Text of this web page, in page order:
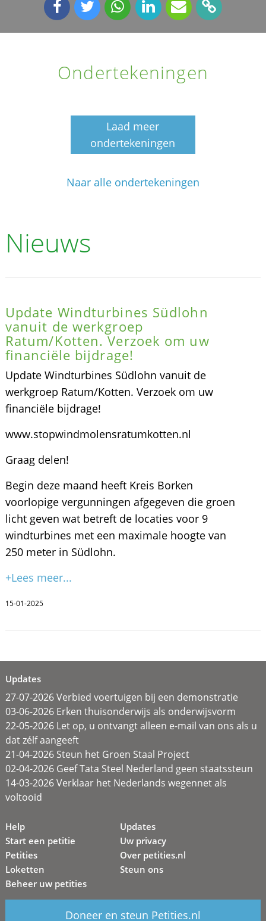
Ondertekeningen
Laad meer
ondertekeningen
Naar alle ondertekeningen
Nieuws
Update Windturbines Südlohn
vanuit de werkgroep
Ratum/Kotten. Verzoek om uw
financiële bijdrage!
Update Windturbines Südlohn vanuit de
werkgroep Ratum/Kotten. Verzoek om uw
financiële bijdrage!
www.stopwindmolensratumkotten.nl
Graag delen!
Begin deze maand heeft Kreis Borken
voorlopige vergunningen afgegeven die groen
licht geven wat betreft de locaties voor 9
windturbines met een maximale hoogte van
250 meter in Südlohn.
+Lees meer...
15-01-2025
Updates
27-07-2026 Verbied voertuigen bij een demonstratie
03-06-2026 Erken thuisonderwijs als onderwijsvorm
22-05-2026 Let op, u ontvangt alleen e-mail van ons als u
dat zélf aangeeft
21-04-2026 Steun het Groen Staal Project
02-04-2026 Geef Tata Steel Nederland geen staatssteun
14-03-2026 Verklaar het Nederlands wegennet als
voltooid
Help
Start een petitie
Petities
Loketten
Beheer uw petities
Updates
Uw privacy
Over petities.nl
Steun ons
Doneer en steun Petities.nl